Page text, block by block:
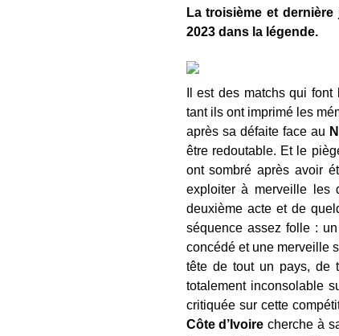
La troisième et
2023 dans la légende.
Il est des matchs qui
tant ils ont imprimé les
après sa défaite face au
être redoutable. Et le
ont sombré après avoir
exploiter à merveille les
deuxième acte et de
séquence assez folle :
concédé et une merveille
tête de tout un pays, de
totalement inconsolable
critiquée sur cette
Côte d’Ivoirecherche à